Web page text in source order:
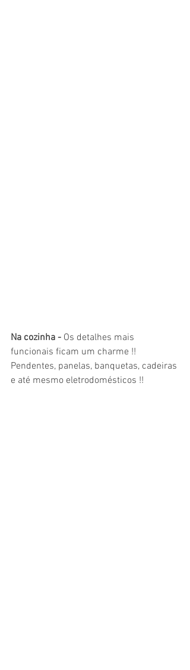
Na cozinha - Os detalhes mais
funcionais ficam um charme !!
Pendentes, panelas, banquetas, cadeiras
e até mesmo eletrodomésticos !!